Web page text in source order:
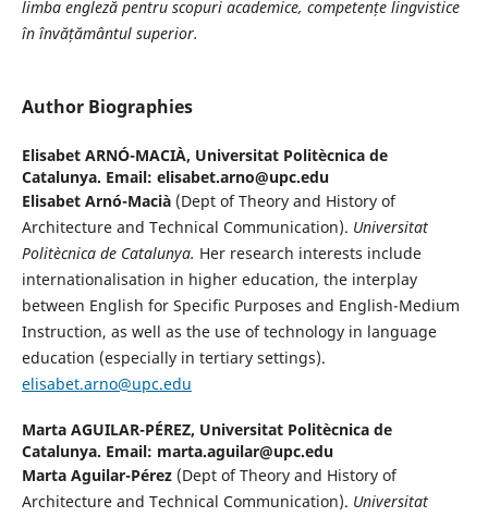
limba engleză pentru scopuri academice, competențe lingvistice
în învățământul superior.
Author Biographies
Elisabet ARNÓ-MACIÀ, Universitat Politècnica de
Catalunya. Email: elisabet.arno@upc.edu
Elisabet Arnó-Macià(Dept of Theory and History of
Architecture and Technical Communication). Universitat
Politècnica de Catalunya. Her research interests include
internationalisation in higher education, the interplay
between English for Specific Purposes and English-Medium
Instruction, as well as the use of technology in language
education (especially in tertiary settings).
elisabet.arno@upc.edu
Marta AGUILAR-PÉREZ, Universitat Politècnica de
Catalunya. Email: marta.aguilar@upc.edu
Marta Aguilar-Pérez(Dept of Theory and History of
Architecture and Technical Communication). Universitat